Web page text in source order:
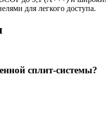
для легкого доступа.
сплит-системы?